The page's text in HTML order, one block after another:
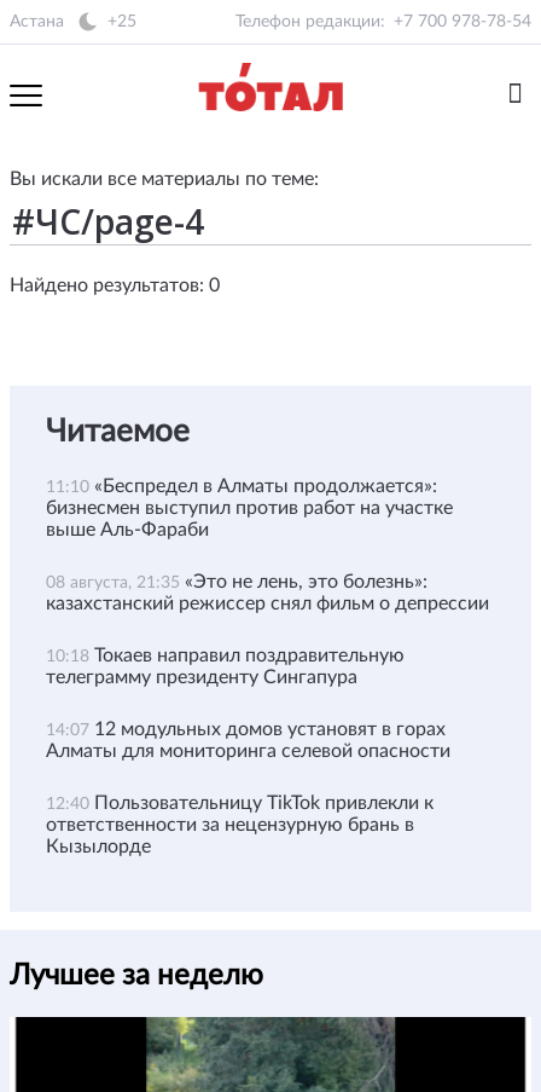
Астана +25 Телефон редакции: +7 700 978-78-54
Вы искали все материалы по теме:
Найдено результатов: 0
Читаемое
11:10 «Беспредел в Алматы продолжается»:
бизнесмен выступил против работ на участке
выше Аль-Фараби
08 августа, 21:35 «Это не лень, это болезнь»:
казахстанский режиссер снял фильм о депрессии
10:18 Токаев направил поздравительную
телеграмму президенту Сингапура
14:07 12 модульных домов установят в горах
Алматы для мониторинга селевой опасности
12:40 Пользовательницу TikTok привлекли к
ответственности за нецензурную брань в
Кызылорде
Лучшее за неделю